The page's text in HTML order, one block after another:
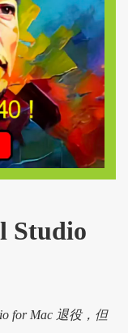
Studio
for Mac 退役，但